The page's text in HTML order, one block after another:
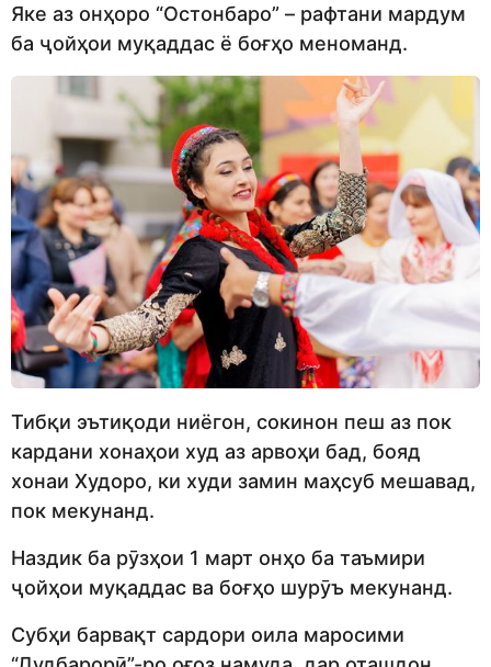
Яке аз онҳоро “Остонбаро” – рафтани мардум
ба ҷойҳои муқаддас ё боғҳо меноманд.
Тибқи эътиқоди ниёгон, сокинон пеш аз пок
кардани хонаҳои худ аз арвоҳи бад, бояд
хонаи Худоро, ки худи замин маҳсуб мешавад,
пок мекунанд.
Наздик ба рӯзҳои 1 март онҳо ба таъмири
ҷойҳои муқаддас ва боғҳо шурӯъ мекунанд.
Субҳи барвақт сардори оила маросими